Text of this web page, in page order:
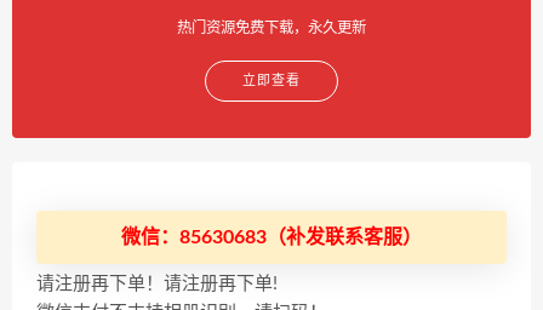
热门资源免费下载，永久更新
立即查看
微信：85630683（补发联系客服）
请注册再下单！请注册再下单!